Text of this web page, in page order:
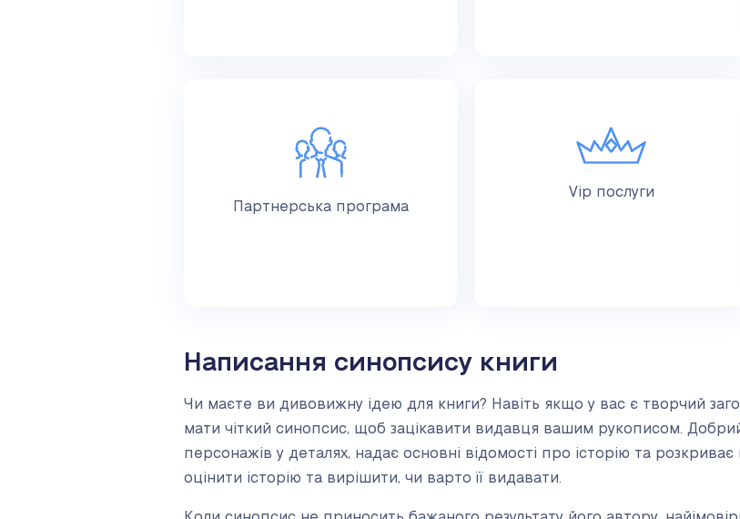
Партнерська програма
Vip послуги
Написання синопсису книги
Чи маєте ви дивовижну ідею для книги? Навіть якщо у вас є творчий
мати чіткий синопсис, щоб зацікавити видавця вашим рукописом.
персонажів у деталях, надає основні відомості про історію та розкриває
оцінити історію та вирішити, чи варто її видавати.